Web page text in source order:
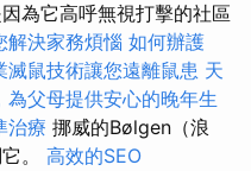
為它高呼無視打擊的社區
解決家務煩惱 如何辦護
滅鼠技術讓您遠離鼠患 天
父母提供安心的晚年生
治療 挪威的Bølgen（浪
。 高效的SEO